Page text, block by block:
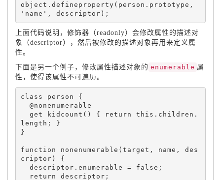
object . defineproperty ( person . prototype ,
'name' , descriptor ) ;
上面代码说明，修饰器（readonly）会修改属性的描述对
象（descriptor），然后被修改的描述对象再用来定义属
性。
下面是另一个例子，修改属性描述对象的 enumerable 属
性，使得该属性不可遍历。
class person
{
get
kidcount ( ) { return this . children .
length ;
}
}
function nonenumerable ( target , name ,
des
criptor )
{
  descriptor
. enumerable = false ;
return descriptor ;